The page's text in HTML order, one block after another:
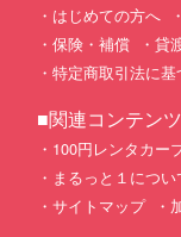
はじめての方へ
保険・補償
貸
特定商取引法に
■関連コンテンツ
100円レンタカー
まるっと１につい
サイトマップ